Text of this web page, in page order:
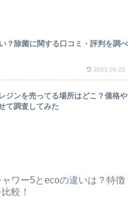
？除菌に関する口コミ・評判を調べ
2023.09.22
ジンを売ってる場所はどこ？価格や
て調査してみた
ワー5とecoの違いは？特徴
較！